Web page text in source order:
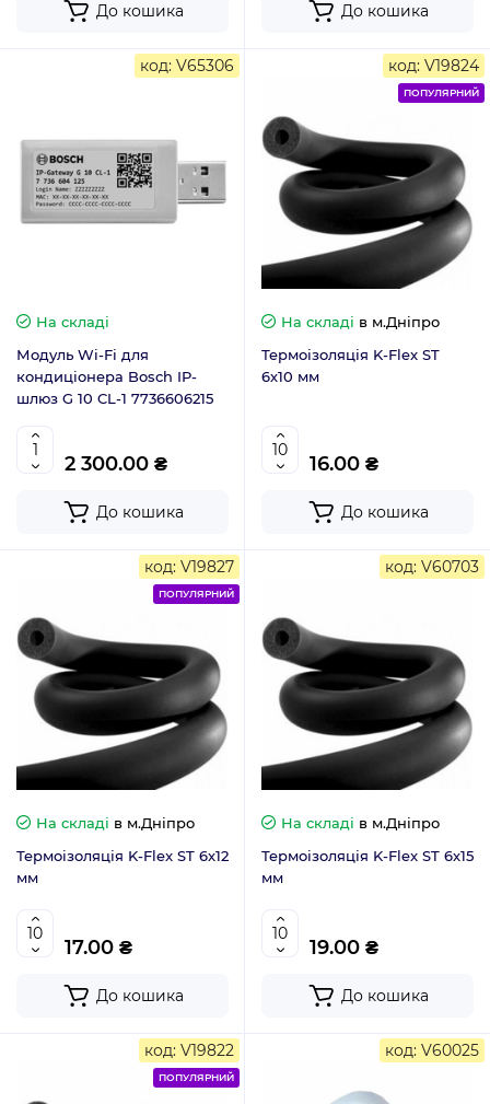
До кошика До кошика
код: V65306
На складі
Модуль Wi-Fi для
кондиціонера Bosch IP-
шлюз G 10 CL-1 7736606215
2 300.00 ₴
До кошика
код: V19824
ПОПУЛЯРНИЙ
На складі в м.Дніпро
Термоізоляція K-Flex ST
6х10 мм
16.00 ₴
До кошика
код: V19827
ПОПУЛЯРНИЙ
На складі в м.Дніпро
Термоізоляція K-Flex ST 6х12
мм
17.00 ₴
До кошика
код: V60703
На складі в м.Дніпро
Термоізоляція K-Flex ST 6х15
мм
19.00 ₴
До кошика
код: V19822
ПОПУЛЯРНИЙ
код: V60025